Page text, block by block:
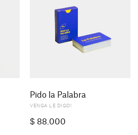
Pido la Palabra
VENGA LE DIGO!
$ 88.000